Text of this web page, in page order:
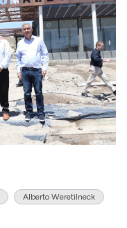
Alberto Weretilneck